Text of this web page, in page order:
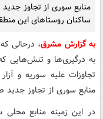
منابع سوری از تجاوز
ساکنان روستاهای این
به گزارش مشرق، درحالی
به درگیری‌ها و تنش‌هایی
تجاوزات علیه سوریه و
منابع سوری از تجاوز
در این زمینه منابع